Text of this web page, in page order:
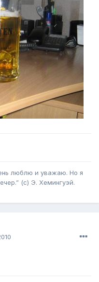
люблю и уважаю. Но я
(с) Э. Хемингуэй.